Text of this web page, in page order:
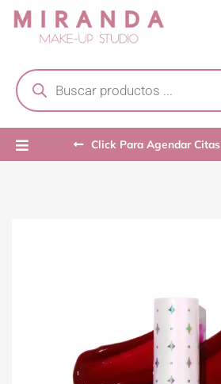
Skip
search
Click Para Agendar Citas